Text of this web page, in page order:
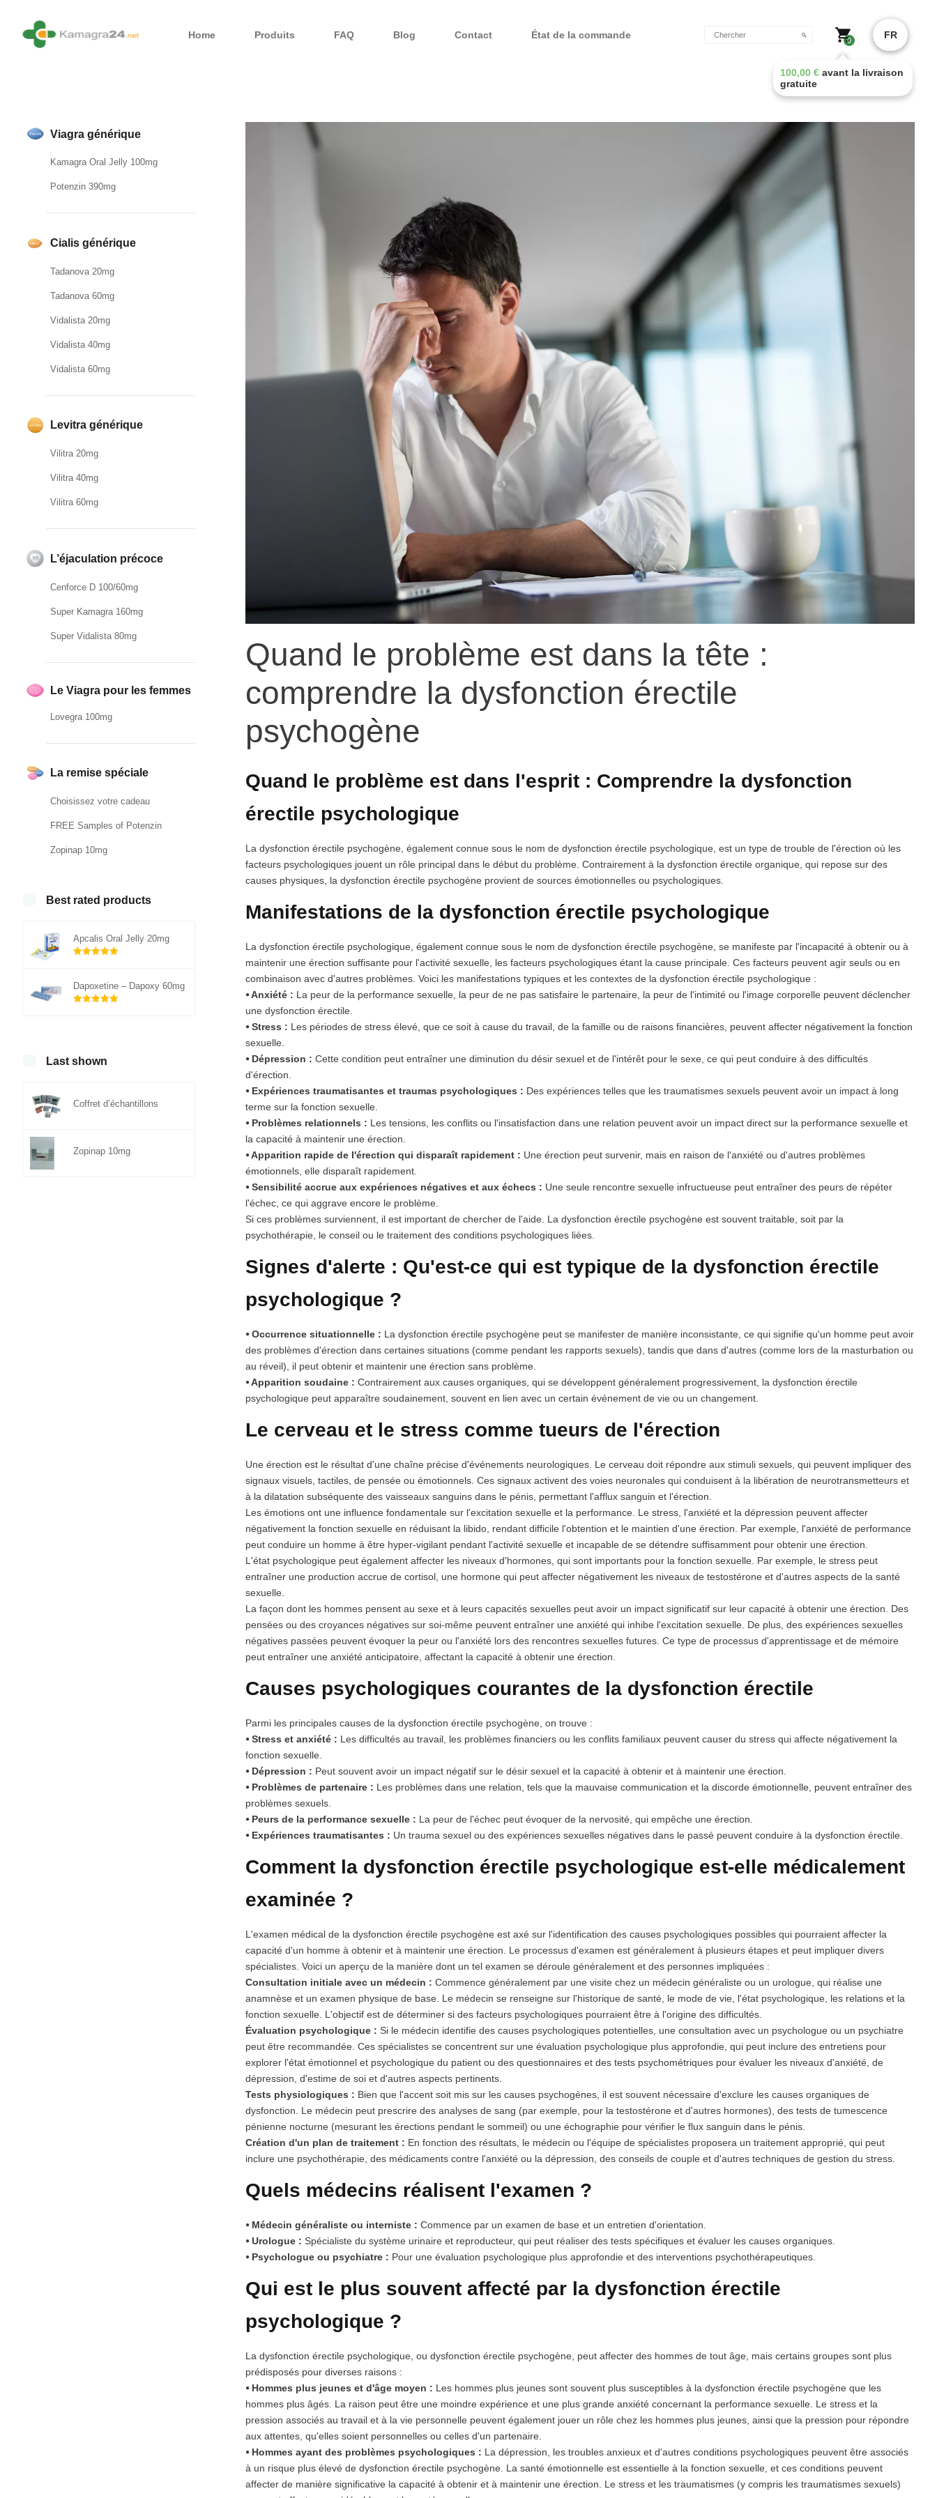
Home Produits FAQ Blog Contact État de la commande 0
100,00 € avant la livraison
gratuite
FR
Viagra générique
Kamagra Oral Jelly 100mg
Potenzin 390mg
Cialis générique
Tadanova 20mg
Tadanova 60mg
Vidalista 20mg
Vidalista 40mg
Vidalista 60mg
Levitra générique
Vilitra 20mg
Vilitra 40mg
Vilitra 60mg
L’éjaculation précoce
Cenforce D 100/60mg
Super Kamagra 160mg
Super Vidalista 80mg
Le Viagra pour les femmes
Lovegra 100mg
La remise spéciale
Choisissez votre cadeau
FREE Samples of Potenzin
Zopinap 10mg
Best rated products
Apcalis Oral Jelly 20mg
Dapoxetine – Dapoxy 60mg
Last shown
Coffret d’échantillons
Zopinap 10mg
Quand le problème est dans la tête :
comprendre la dysfonction érectile
psychogène
Quand le problème est dans l'esprit : Comprendre la dysfonction
érectile psychologique
La dysfonction érectile psychogène, également connue sous le nom de dysfonction érectile psychologique, est un type de trouble de l'érection où les
facteurs psychologiques jouent un rôle principal dans le début du problème. Contrairement à la dysfonction érectile organique, qui repose sur des
causes physiques, la dysfonction érectile psychogène provient de sources émotionnelles ou psychologiques.
Manifestations de la dysfonction érectile psychologique
La dysfonction érectile psychologique, également connue sous le nom de dysfonction érectile psychogène, se manifeste par l'incapacité à obtenir ou à
maintenir une érection suffisante pour l'activité sexuelle, les facteurs psychologiques étant la cause principale. Ces facteurs peuvent agir seuls ou en
combinaison avec d'autres problèmes. Voici les manifestations typiques et les contextes de la dysfonction érectile psychologique :
⦁ Anxiété : La peur de la performance sexuelle, la peur de ne pas satisfaire le partenaire, la peur de l'intimité ou l'image corporelle peuvent déclencher
une dysfonction érectile.
⦁ Stress : Les périodes de stress élevé, que ce soit à cause du travail, de la famille ou de raisons financières, peuvent affecter négativement la fonction
sexuelle.
⦁ Dépression : Cette condition peut entraîner une diminution du désir sexuel et de l'intérêt pour le sexe, ce qui peut conduire à des difficultés
d'érection.
⦁ Expériences traumatisantes et traumas psychologiques : Des expériences telles que les traumatismes sexuels peuvent avoir un impact à long
terme sur la fonction sexuelle.
⦁ Problèmes relationnels : Les tensions, les conflits ou l'insatisfaction dans une relation peuvent avoir un impact direct sur la performance sexuelle et
la capacité à maintenir une érection.
⦁ Apparition rapide de l'érection qui disparaît rapidement : Une érection peut survenir, mais en raison de l'anxiété ou d'autres problèmes
émotionnels, elle disparaît rapidement.
⦁ Sensibilité accrue aux expériences négatives et aux échecs : Une seule rencontre sexuelle infructueuse peut entraîner des peurs de répéter
l'échec, ce qui aggrave encore le problème.
Si ces problèmes surviennent, il est important de chercher de l'aide. La dysfonction érectile psychogène est souvent traitable, soit par la
psychothérapie, le conseil ou le traitement des conditions psychologiques liées.
Signes d'alerte : Qu'est-ce qui est typique de la dysfonction érectile
psychologique ?
⦁ Occurrence situationnelle : La dysfonction érectile psychogène peut se manifester de manière inconsistante, ce qui signifie qu'un homme peut avoir
des problèmes d'érection dans certaines situations (comme pendant les rapports sexuels), tandis que dans d'autres (comme lors de la masturbation ou
au réveil), il peut obtenir et maintenir une érection sans problème.
⦁ Apparition soudaine : Contrairement aux causes organiques, qui se développent généralement progressivement, la dysfonction érectile
psychologique peut apparaître soudainement, souvent en lien avec un certain événement de vie ou un changement.
Le cerveau et le stress comme tueurs de l'érection
Une érection est le résultat d'une chaîne précise d'événements neurologiques. Le cerveau doit répondre aux stimuli sexuels, qui peuvent impliquer des
signaux visuels, tactiles, de pensée ou émotionnels. Ces signaux activent des voies neuronales qui conduisent à la libération de neurotransmetteurs et
à la dilatation subséquente des vaisseaux sanguins dans le pénis, permettant l'afflux sanguin et l'érection.
Les émotions ont une influence fondamentale sur l'excitation sexuelle et la performance. Le stress, l'anxiété et la dépression peuvent affecter
négativement la fonction sexuelle en réduisant la libido, rendant difficile l'obtention et le maintien d'une érection. Par exemple, l'anxiété de performance
peut conduire un homme à être hyper-vigilant pendant l'activité sexuelle et incapable de se détendre suffisamment pour obtenir une érection.
L'état psychologique peut également affecter les niveaux d'hormones, qui sont importants pour la fonction sexuelle. Par exemple, le stress peut
entraîner une production accrue de cortisol, une hormone qui peut affecter négativement les niveaux de testostérone et d'autres aspects de la santé
sexuelle.
La façon dont les hommes pensent au sexe et à leurs capacités sexuelles peut avoir un impact significatif sur leur capacité à obtenir une érection. Des
pensées ou des croyances négatives sur soi-même peuvent entraîner une anxiété qui inhibe l'excitation sexuelle. De plus, des expériences sexuelles
négatives passées peuvent évoquer la peur ou l'anxiété lors des rencontres sexuelles futures. Ce type de processus d'apprentissage et de mémoire
peut entraîner une anxiété anticipatoire, affectant la capacité à obtenir une érection.
Causes psychologiques courantes de la dysfonction érectile
Parmi les principales causes de la dysfonction érectile psychogène, on trouve :
⦁ Stress et anxiété : Les difficultés au travail, les problèmes financiers ou les conflits familiaux peuvent causer du stress qui affecte négativement la
fonction sexuelle.
⦁ Dépression : Peut souvent avoir un impact négatif sur le désir sexuel et la capacité à obtenir et à maintenir une érection.
⦁ Problèmes de partenaire : Les problèmes dans une relation, tels que la mauvaise communication et la discorde émotionnelle, peuvent entraîner des
problèmes sexuels.
⦁ Peurs de la performance sexuelle : La peur de l'échec peut évoquer de la nervosité, qui empêche une érection.
⦁ Expériences traumatisantes : Un trauma sexuel ou des expériences sexuelles négatives dans le passé peuvent conduire à la dysfonction érectile.
Comment la dysfonction érectile psychologique est-elle médicalement
examinée ?
L'examen médical de la dysfonction érectile psychogène est axé sur l'identification des causes psychologiques possibles qui pourraient affecter la
capacité d'un homme à obtenir et à maintenir une érection. Le processus d'examen est généralement à plusieurs étapes et peut impliquer divers
spécialistes. Voici un aperçu de la manière dont un tel examen se déroule généralement et des personnes impliquées :
Consultation initiale avec un médecin : Commence généralement par une visite chez un médecin généraliste ou un urologue, qui réalise une
anamnèse et un examen physique de base. Le médecin se renseigne sur l'historique de santé, le mode de vie, l'état psychologique, les relations et la
fonction sexuelle. L'objectif est de déterminer si des facteurs psychologiques pourraient être à l'origine des difficultés.
Évaluation psychologique : Si le médecin identifie des causes psychologiques potentielles, une consultation avec un psychologue ou un psychiatre
peut être recommandée. Ces spécialistes se concentrent sur une évaluation psychologique plus approfondie, qui peut inclure des entretiens pour
explorer l'état émotionnel et psychologique du patient ou des questionnaires et des tests psychométriques pour évaluer les niveaux d'anxiété, de
dépression, d'estime de soi et d'autres aspects pertinents.
Tests physiologiques : Bien que l'accent soit mis sur les causes psychogènes, il est souvent nécessaire d'exclure les causes organiques de
dysfonction. Le médecin peut prescrire des analyses de sang (par exemple, pour la testostérone et d'autres hormones), des tests de tumescence
pénienne nocturne (mesurant les érections pendant le sommeil) ou une échographie pour vérifier le flux sanguin dans le pénis.
Création d'un plan de traitement : En fonction des résultats, le médecin ou l'équipe de spécialistes proposera un traitement approprié, qui peut
inclure une psychothérapie, des médicaments contre l'anxiété ou la dépression, des conseils de couple et d'autres techniques de gestion du stress.
Quels médecins réalisent l'examen ?
⦁ Médecin généraliste ou interniste : Commence par un examen de base et un entretien d'orientation.
⦁ Urologue : Spécialiste du système urinaire et reproducteur, qui peut réaliser des tests spécifiques et évaluer les causes organiques.
⦁ Psychologue ou psychiatre : Pour une évaluation psychologique plus approfondie et des interventions psychothérapeutiques.
Qui est le plus souvent affecté par la dysfonction érectile
psychologique ?
La dysfonction érectile psychologique, ou dysfonction érectile psychogène, peut affecter des hommes de tout âge, mais certains groupes sont plus
prédisposés pour diverses raisons :
⦁ Hommes plus jeunes et d'âge moyen : Les hommes plus jeunes sont souvent plus susceptibles à la dysfonction érectile psychogène que les
hommes plus âgés. La raison peut être une moindre expérience et une plus grande anxiété concernant la performance sexuelle. Le stress et la
pression associés au travail et à la vie personnelle peuvent également jouer un rôle chez les hommes plus jeunes, ainsi que la pression pour répondre
aux attentes, qu'elles soient personnelles ou celles d'un partenaire.
⦁ Hommes ayant des problèmes psychologiques : La dépression, les troubles anxieux et d'autres conditions psychologiques peuvent être associés
à un risque plus élevé de dysfonction érectile psychogène. La santé émotionnelle est essentielle à la fonction sexuelle, et ces conditions peuvent
affecter de manière significative la capacité à obtenir et à maintenir une érection. Le stress et les traumatismes (y compris les traumatismes sexuels)